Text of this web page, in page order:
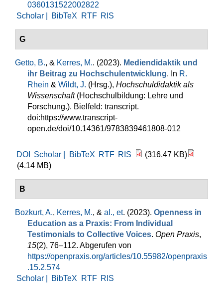
0360131522002822
Scholar |
BibTeX RTF RIS
G
Getto, B., & Kerres, M.. (2023). Mediendidaktik und
ihr Beitrag zu Hochschulentwicklung. In R.
Rhein & Wildt, J. (Hrsg.), Hochschuldidaktik als
Wissenschaft(Hochschulbildung: Lehre und
Forschung.). Bielfeld: transcript.
doi:https://www.transcript-
open.de/doi/10.14361/9783839461808-012
DOI Scholar | BibTeX RTF RIS
(316.47 KB)
(4.14 MB)
B
Bozkurt, A., Kerres, M., & al., et. (2023). Openness in
Education as a Praxis: From Individual
Testimonials to Collective Voices. Open Praxis,
15(2), 76–112. Abgerufen von
https://openpraxis.org/articles/10.55982/openpraxis
.15.2.574
Scholar |
BibTeX RTF RIS